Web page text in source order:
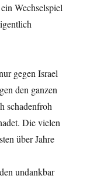
Wechselspiel
gegen Israel
den ganzen
schadenfroh
Die vielen
über Jahre
undankbar